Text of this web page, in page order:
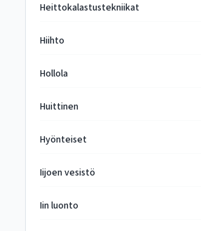
Heittokalastustekniikat
Hiihto
Hollola
Huittinen
Hyönteiset
Iijoen vesistö
Iin luonto